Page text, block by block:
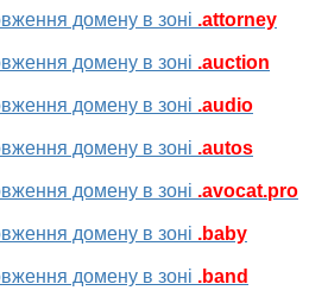
домену в зоні .attorney
домену в зоні .auction
домену в зоні .audio
домену в зоні .autos
домену в зоні .avocat.pro
домену в зоні .baby
домену в зоні .band